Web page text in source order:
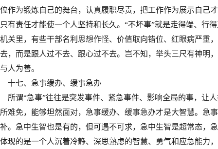
位作为锻炼自己的舞台，认真履职尽责，把工作作为展示自己
只有责任才能使一个人坚持和长久。“不坏事”就是走得端、行
机关里，有些干部名利思想作怪、价值取向错位、红眼病严重
去，而是跟人过不去、跟心过不去。岂不知，举头三尺有神明
与人为善。
十七、急事缓办、缓事急办
所谓“急事”往往是突发事件、紧急事件、影响全局的事，让
所难免，能够坦然面对，急事缓办、缓事急办才是大智慧。急
补。急中生智也是有的，但可遇不可求，急中生智是超常态，
体现的是一个人沉着冷静、深思熟虑的智慧、勇气和应急能力